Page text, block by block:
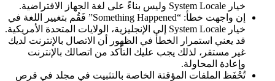
خيار System Locale وليس بناءً على لغة الجهاز الافتراضية.
إن واجهت خطأ: “Something Happened” فَقُم بتغيير اللغة في
خيار System Locale إلى الإنجليزية، الولايات المتحدة الأمريكية.
قد يعني استمرار الخطأ في الظهور أن الاتصال بالإنترنت لديك
غير مستقر، لذلك يجب عليك التأكد من اتصالك بالإنترنت
وإعادة المحاولة.
تُحْفَظ الملفات المؤقتة الخاصة بالتثبيت في مجلد في قرص